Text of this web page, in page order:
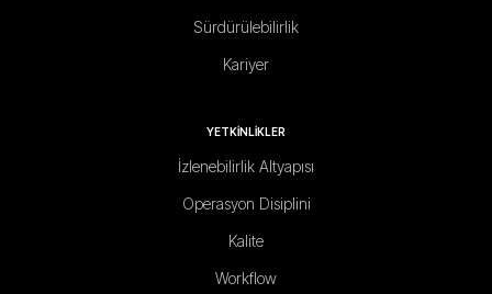
Sürdürülebilirlik
Kariyer
YETKİNLİKLER
İzlenebilirlik Altyapısı
Operasyon Disiplini
Kalite
Workflow